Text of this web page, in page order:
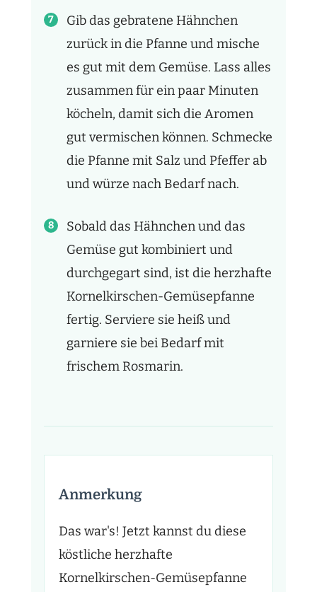
Gib das gebratene Hähnchen
zurück in die Pfanne und mische
es gut mit dem Gemüse. Lass alles
zusammen für ein paar Minuten
köcheln, damit sich die Aromen
gut vermischen können. Schmecke
die Pfanne mit Salz und Pfeffer ab
und würze nach Bedarf nach.
Sobald das Hähnchen und das
Gemüse gut kombiniert und
durchgegart sind, ist die herzhafte
Kornelkirschen-Gemüsepfanne
fertig. Serviere sie heiß und
garniere sie bei Bedarf mit
frischem Rosmarin.
Anmerkung
Das war's! Jetzt kannst du diese
köstliche herzhafte
Kornelkirschen-Gemüsepfanne